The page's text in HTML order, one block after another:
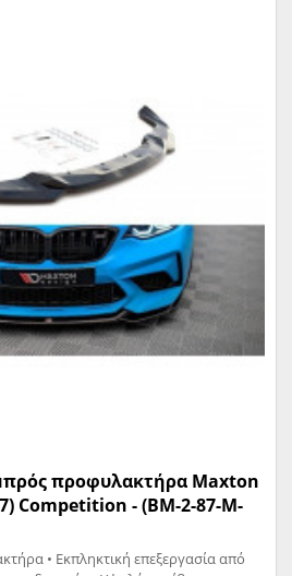
προφυλακτήρα Maxton
Competition - (BM-2-87-M-
• Εκπληκτική επεξεργασία από